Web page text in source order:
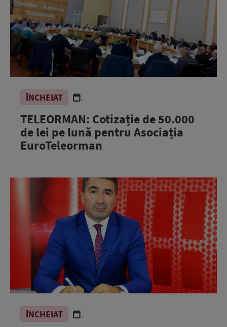
ÎNCHEIAT .
TELEORMAN: Cotizație de 50.000
de lei pe lună pentru Asociația
EuroTeleorman
ÎNCHEIAT .